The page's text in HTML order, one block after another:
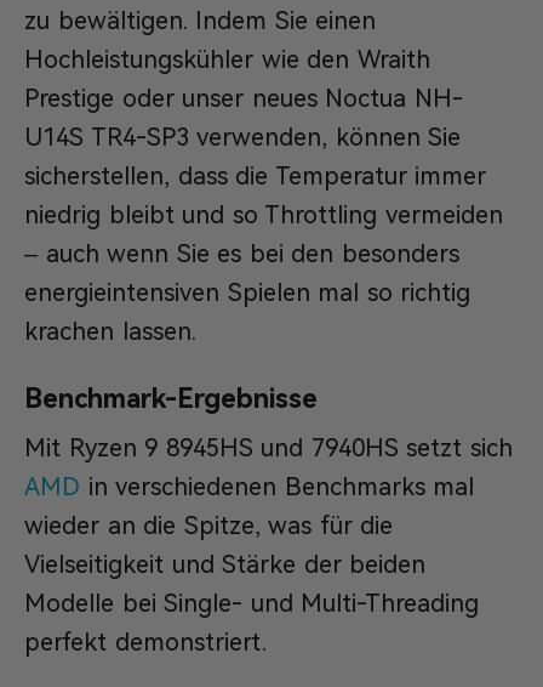
zu bewältigen. Indem Sie einen
Hochleistungskühler wie den Wraith
Prestige oder unser neues Noctua NH-
U14S TR4-SP3 verwenden, können Sie
sicherstellen, dass die Temperatur immer
niedrig bleibt und so Throttling vermeiden
– auch wenn Sie es bei den besonders
energieintensiven Spielen mal so richtig
krachen lassen.
Benchmark-Ergebnisse
Mit Ryzen 9 8945HS und 7940HS setzt sich
AMD in verschiedenen Benchmarks mal
wieder an die Spitze, was für die
Vielseitigkeit und Stärke der beiden
Modelle bei Single- und Multi-Threading
perfekt demonstriert.